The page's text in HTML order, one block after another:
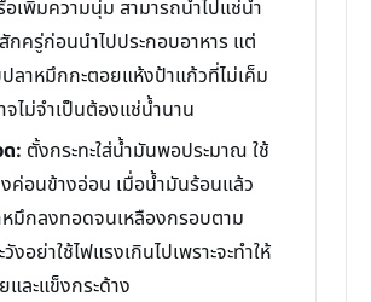
เพิ่มความนุ่ม สามารถนำไปแช่น้ำ
กครู่ก่อนนำไปประกอบอาหาร แต่
ลาหมึกกะตอยแห้งป้าแก้วที่ไม่เค็ม
จไม่จำเป็นต้องแช่น้ำนาน
: ตั้งกระทะใส่น้ำมันพอประมาณ ใช้
ค่อนข้างอ่อน เมื่อน้ำมันร้อนแล้ว
มึกลงทอดจนเหลืองกรอบตาม
งอย่าใช้ไฟแรงเกินไปเพราะจะทำให้
และแข็งกระด้าง